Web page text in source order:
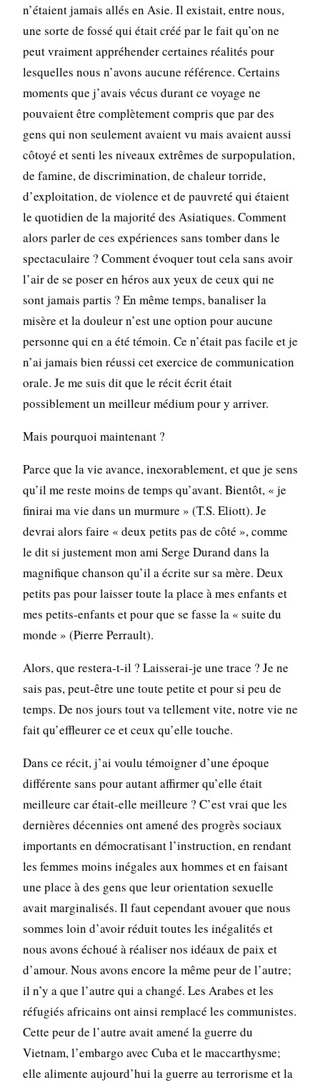
n’étaient jamais allés en Asie. Il existait, entre nous,
une sorte de fossé qui était créé par le fait qu’on ne
peut vraiment appréhender certaines réalités pour
lesquelles nous n’avons aucune référence. Certains
moments que j’avais vécus durant ce voyage ne
pouvaient être complètement compris que par des
gens qui non seulement avaient vu mais avaient aussi
côtoyé et senti les niveaux extrêmes de surpopulation,
de famine, de discrimination, de chaleur torride,
d’exploitation, de violence et de pauvreté qui étaient
le quotidien de la majorité des Asiatiques. Comment
alors parler de ces expériences sans tomber dans le
spectaculaire ? Comment évoquer tout cela sans avoir
l’air de se poser en héros aux yeux de ceux qui ne
sont jamais partis ? En même temps, banaliser la
misère et la douleur n’est une option pour aucune
personne qui en a été témoin. Ce n’était pas facile et je
n’ai jamais bien réussi cet exercice de communication
orale. Je me suis dit que le récit écrit était
possiblement un meilleur médium pour y arriver.
Mais pourquoi maintenant ?
Parce que la vie avance, inexorablement, et que je sens
qu’il me reste moins de temps qu’avant. Bientôt, « je
finirai ma vie dans un murmure » (T.S. Eliott). Je
devrai alors faire « deux petits pas de côté », comme
le dit si justement mon ami Serge Durand dans la
magnifique chanson qu’il a écrite sur sa mère. Deux
petits pas pour laisser toute la place à mes enfants et
mes petits-enfants et pour que se fasse la « suite du
monde » (Pierre Perrault).
Alors, que restera-t-il ? Laisserai-je une trace ? Je ne
sais pas, peut-être une toute petite et pour si peu de
temps. De nos jours tout va tellement vite, notre vie ne
fait qu’effleurer ce et ceux qu’elle touche.
Dans ce récit, j’ai voulu témoigner d’une époque
différente sans pour autant affirmer qu’elle était
meilleure car était-elle meilleure ? C’est vrai que les
dernières décennies ont amené des progrès sociaux
importants en démocratisant l’instruction, en rendant
les femmes moins inégales aux hommes et en faisant
une place à des gens que leur orientation sexuelle
avait marginalisés. Il faut cependant avouer que nous
sommes loin d’avoir réduit toutes les inégalités et
nous avons échoué à réaliser nos idéaux de paix et
d’amour. Nous avons encore la même peur de l’autre;
il n’y a que l’autre qui a changé. Les Arabes et les
réfugiés africains ont ainsi remplacé les communistes.
Cette peur de l’autre avait amené la guerre du
Vietnam, l’embargo avec Cuba et le maccarthysme;
elle alimente aujourd’hui la guerre au terrorisme et la